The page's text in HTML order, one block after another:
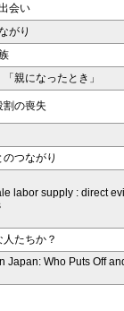
会い
がり
親になったとき」
割の喪失
つながり
labor supply : direct
たちか？
Japan: Who Puts Off